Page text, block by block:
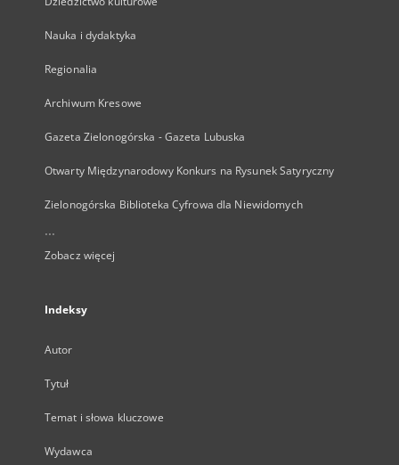
Nauka i dydaktyka
Regionalia
Archiwum Kresowe
Gazeta Zielonogórska - Gazeta Lubuska
Otwarty Międzynarodowy Konkurs na Rysunek Satyryczny
Zielonogórska Biblioteka Cyfrowa dla Niewidomych
...
Zobacz więcej
Indeksy
Autor
Tytuł
Temat i słowa kluczowe
Wydawca